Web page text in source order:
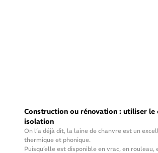
Construction ou rénovation : utiliser le
isolation
On l’a déjà dit, la laine de chanvre est un
thermique et phonique.
Puisqu’elle est disponible en vrac, en rouleau,